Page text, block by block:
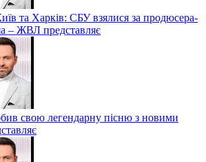
та Харків: СБУ взялися за продюсера-
– ЖВЛ представляє
свою легендарну пісню з новими